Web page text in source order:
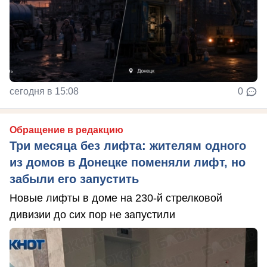
сегодня в 15:08 0
Обращение в редакцию
Три месяца без лифта: жителям одного
из домов в Донецке поменяли лифт, но
забыли его запустить
Новые лифты в доме на 230-й стрелковой
дивизии до сих пор не запустили